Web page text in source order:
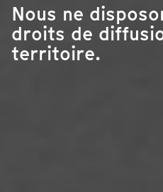
Nous ne
droits de
territoire.